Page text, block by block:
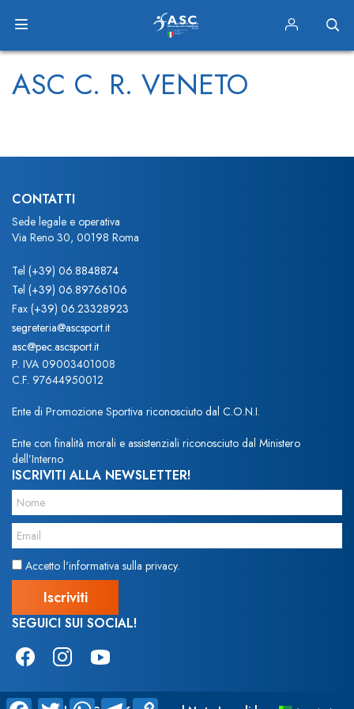
ASC C. R. VENETO
CONTATTI
Sede legale e operativa
Via Reno 30, 00198 Roma
Tel (+39) 06.8848874
Tel (+39) 06.89766106
Fax (+39) 06.23328923
segreteria@ascsport.it
asc@pec.ascsport.it
P. IVA 09003401008
C.F. 97644950012
Ente di Promozione Sportiva riconosciuto dal C.O.N.I.
Ente con finalità morali e assistenziali riconosciuto dal Ministero
dell’Interno
ISCRIVITI ALLA NEWSLETTER!
Accetto l'informativa sulla privacy.
SEGUICI SUI SOCIAL!
Facebook
TwitterWhatsApp
TelegramCopy